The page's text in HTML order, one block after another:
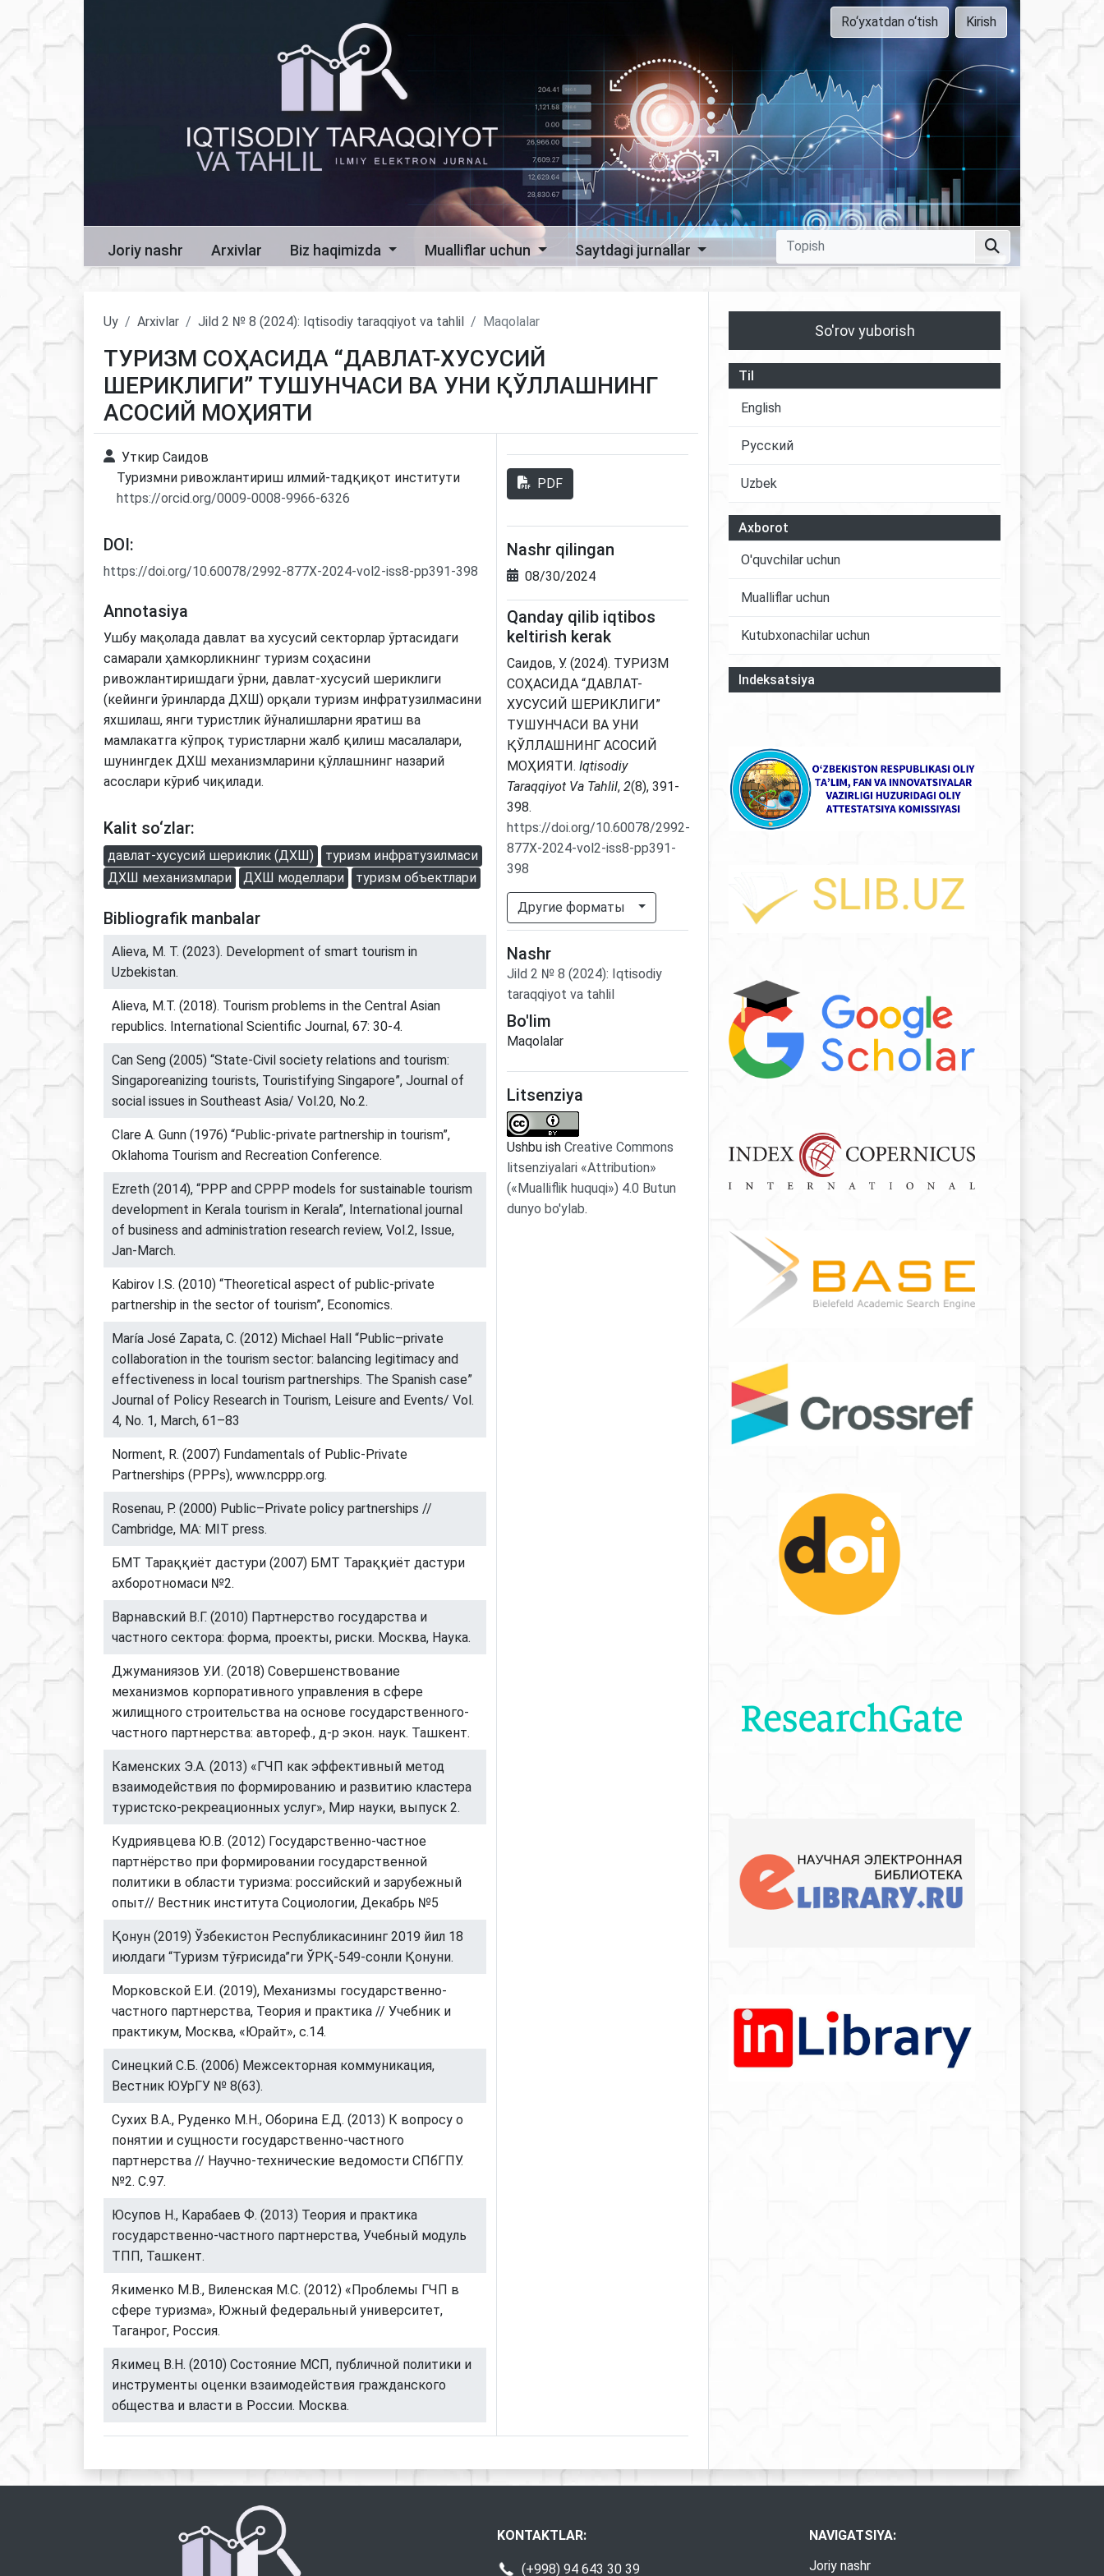
Ro‘yxatdan o‘tish Kirish
Joriy nashr Arxivlar Biz haqimizda Mualliflar uchun Saytdagi jurnallar
Uy Arxivlar Jild 2 № 8 (2024): Iqtisodiy taraqqiyot va tahlil Maqolalar
ТУРИЗМ СОҲАСИДА “ДАВЛАТ-ХУСУСИЙ
ШЕРИКЛИГИ” ТУШУНЧАСИ ВА УНИ ҚЎЛЛАШНИНГ
АСОСИЙ МОҲИЯТИ
Уткир Саидов
Туризмни ривожлантириш илмий-тадқиқот институти
https://orcid.org/0009-0008-9966-6326
DOI:
https://doi.org/10.60078/2992-877X-2024-vol2-iss8-pp391-398
Annotasiya
Ушбу мақолада давлат ва хусусий секторлар ўртасидаги
самарали ҳамкорликнинг туризм соҳасини
ривожлантиришдаги ўрни, давлат-хусусий шериклиги
(кейинги ўринларда ДХШ) орқали туризм инфратузилмасини
яхшилаш, янги туристлик йўналишларни яратиш ва
мамлакатга кўпроқ туристларни жалб қилиш масалалари,
шунингдек ДХШ механизмларини қўллашнинг назарий
асослари кўриб чиқилади.
Kalit so‘zlar:
давлат-хусусий шериклик (ДХШ)
туризм инфратузилмаси
ДХШ механизмлари
ДХШ моделлари туризм объектлари
Bibliografik manbalar
Alieva, M. T. (2023). Development of smart tourism in
Uzbekistan.
Alieva, M.T. (2018). Tourism problems in the Central Asian
republics. International Scientific Journal, 67: 30-4.
Can Seng (2005) “State-Civil society relations and tourism:
Singaporeanizing tourists, Touristifying Singapore”, Journal of
social issues in Southeast Asia/ Vol.20, No.2.
Clare A. Gunn (1976) “Public-private partnership in tourism”,
Oklahoma Tourism and Recreation Conference.
Ezreth (2014), “PPP and CPPP models for sustainable tourism
development in Kerala tourism in Kerala”, International journal
of business and administration research review, Vol.2, Issue,
Jan-March.
Kabirov I.S. (2010) “Theoretical aspect of public-private
partnership in the sector of tourism”, Economics.
María José Zapata, C. (2012) Michael Hall “Public–private
collaboration in the tourism sector: balancing legitimacy and
effectiveness in local tourism partnerships. The Spanish case”
Journal of Policy Research in Tourism, Leisure and Events/ Vol.
4, No. 1, March, 61–83
Norment, R. (2007) Fundamentals of Public-Private
Partnerships (PPPs), www.ncppp.org.
Rosenau, P. (2000) Public–Private policy partnerships //
Cambridge, MA: MIT press.
БМТ Тараққиёт дастури (2007) БМТ Тараққиёт дастури
ахборотномаси №2.
Варнавский В.Г. (2010) Партнерство государства и
частного сектора: форма, проекты, риски. Москва, Наука.
Джуманиязов У.И. (2018) Совершенствование
механизмов корпоративного управления в сфере
жилищного строительства на основе государственного-
частного партнерства: автореф., д-р экон. наук. Ташкент.
Каменских Э.А. (2013) «ГЧП как эффективный метод
взаимодействия по формированию и развитию кластера
туристско-рекреационных услуг», Мир науки, выпуск 2.
Кудриявцева Ю.В. (2012) Государственно-частное
партнёрство при формировании государственной
политики в области туризма: российский и зарубежный
опыт// Вестник института Социологии, Декабрь №5
Қонун (2019) Ўзбекистон Республикасининг 2019 йил 18
июлдаги “Туризм тўғрисида”ги ЎРҚ-549-сонли Қонуни.
Морковской Е.И. (2019), Механизмы государственно-
частного партнерства, Теория и практика // Учебник и
практикум, Москва, «Юрайт», с.14.
Синецкий С.Б. (2006) Межсекторная коммуникация,
Вестник ЮУрГУ № 8(63).
Сухих В.А., Руденко М.Н., Оборина Е.Д. (2013) К вопросу о
понятии и сущности государственно-частного
партнерства // Научно-технические ведомости СПбГПУ.
№2. С.97.
Юсупов Н., Карабаев Ф. (2013) Теория и практика
государственно-частного партнерства, Учебный модуль
ТПП, Ташкент.
Якименко М.В., Виленская М.С. (2012) «Проблемы ГЧП в
сфере туризма», Южный федеральный университет,
Таганрог, Россия.
Якимец В.Н. (2010) Состояние МСП, публичной политики и
инструменты оценки взаимодействия гражданского
общества и власти в России. Москва.
PDF
Nashr qilingan
08/30/2024
Qanday qilib iqtibos
keltirish kerak
Саидов, У. (2024). ТУРИЗМ
СОҲАСИДА “ДАВЛАТ-
ХУСУСИЙ ШЕРИКЛИГИ”
ТУШУНЧАСИ ВА УНИ
ҚЎЛЛАШНИНГ АСОСИЙ
МОҲИЯТИ. Iqtisodiy
Taraqqiyot Va Tahlil, 2(8), 391-
398.
https://doi.org/10.60078/2992-
877X-2024-vol2-iss8-pp391-
398
Другие форматы
Nashr
Jild 2 № 8 (2024): Iqtisodiy
taraqqiyot va tahlil
Bo'lim
Maqolalar
Litsenziya
Ushbu ish Creative Commons
litsenziyalari «Attribution»
(«Mualliflik huquqi») 4.0 Butun
dunyo bo'ylab.
So'rov yuborish
Til
English
Русский
Uzbek
Axborot
O'quvchilar uchun
Mualliflar uchun
Kutubxonachilar uchun
Indeksatsiya
KONTAKTLAR:
(+998) 94 643 30 39
NAVIGATSIYA:
Joriy nashr